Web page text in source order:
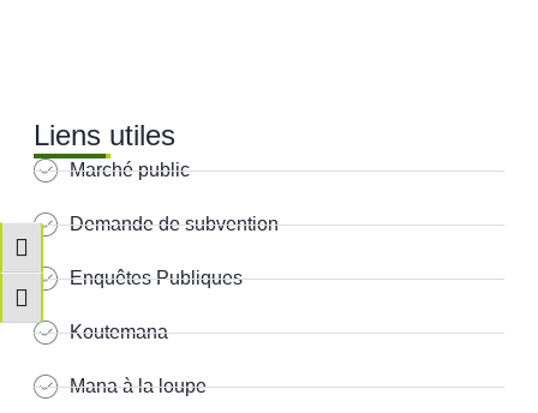
Passer en contraste élevé
Changer la taille de la police
Liens utiles
Marché public
Demande de subvention
Enquêtes Publiques
Koutemana
Mana à la loupe